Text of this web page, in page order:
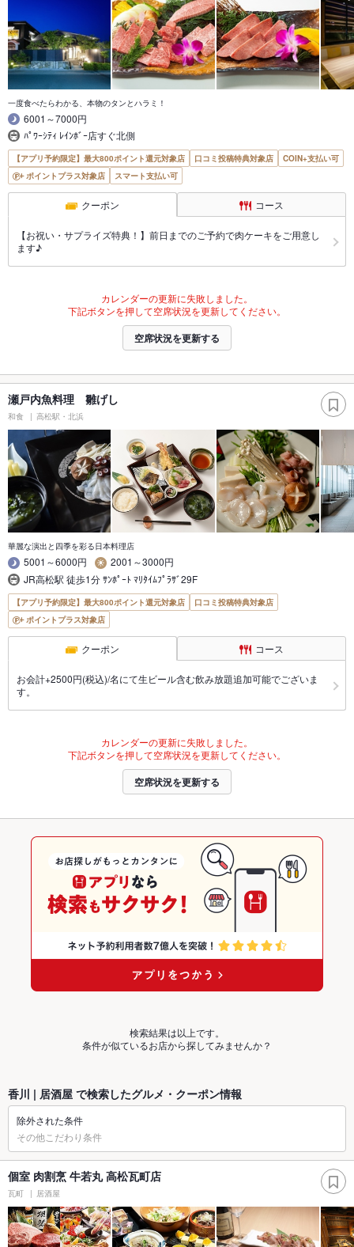
一度食べたらわかる、本物のタンとハラミ！
6001～7000円
ﾊﾟﾜｰｼﾃｨ ﾚｲﾝﾎﾞｰ店すぐ北側
【アプリ予約限定】最大800ポイント還元対象店 口コミ投稿特典対象店
COIN+支払い可
ポイントプラス対象店
スマート支払い可
クーポン コース
【お祝い・サプライズ特典！】前日までのご予約で肉ケーキをご用意し
ます♪
カレンダーの更新に失敗しました。
下記ボタンを押して空席状況を更新してください。
空席状況を更新する
瀬戸内魚料理 雛げし
和食 高松駅・北浜
華麗な演出と四季を彩る日本料理店
5001～6000円
2001～3000円
JR高松駅 徒歩1分 ｻﾝﾎﾟｰﾄ ﾏﾘﾀｲﾑﾌﾟﾗｻﾞ29F
【アプリ予約限定】最大800ポイント還元対象店
口コミ投稿特典対象店
ポイントプラス対象店
クーポン コース
お会計+2500円(税込)/名にて生ビール含む飲み放題追加可能でございま
す。
カレンダーの更新に失敗しました。
下記ボタンを押して空席状況を更新してください。
空席状況を更新する
検索結果は以上です。
条件が似ているお店から探してみませんか？
香川 | 居酒屋 で検索したグルメ・クーポン情報
除外された条件
その他こだわり条件
個室 肉割烹 牛若丸 高松瓦町店
瓦町 居酒屋